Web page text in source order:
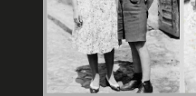
+ Dodaj zdjęcia